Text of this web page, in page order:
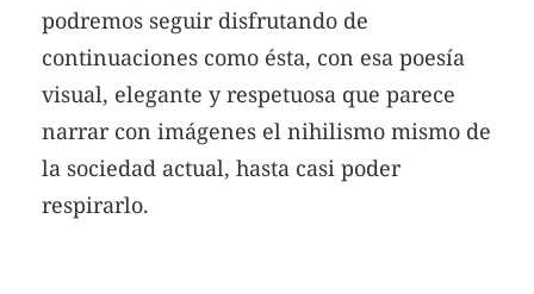
podremos seguir disfrutando de
continuaciones como ésta, con esa poesía
visual, elegante y respetuosa que parece
narrar con imágenes el nihilismo mismo de
la sociedad actual, hasta casi poder
respirarlo.